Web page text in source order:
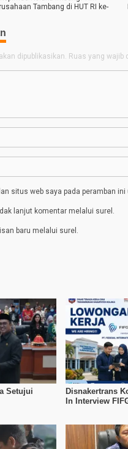
Tambang di HUT RI ke-
dipublikasikan. Ruas yang wajib
situs web saya pada peramban
lanjut komentar melalui surel.
baru melalui surel.
Setujui
Disnakertrans
In Interview